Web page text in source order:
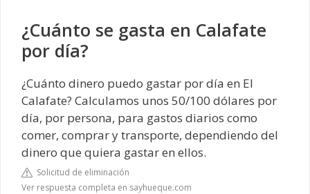
¿Cuánto se gasta en Calafate
por día?
¿Cuánto dinero puedo gastar por día en El
Calafate? Calculamos unos 50/100 dólares por
día, por persona, para gastos diarios como
comer, comprar y transporte, dependiendo del
dinero que quiera gastar en ellos.
Solicitud de eliminación
Ver respuesta completa en sayhueque.com